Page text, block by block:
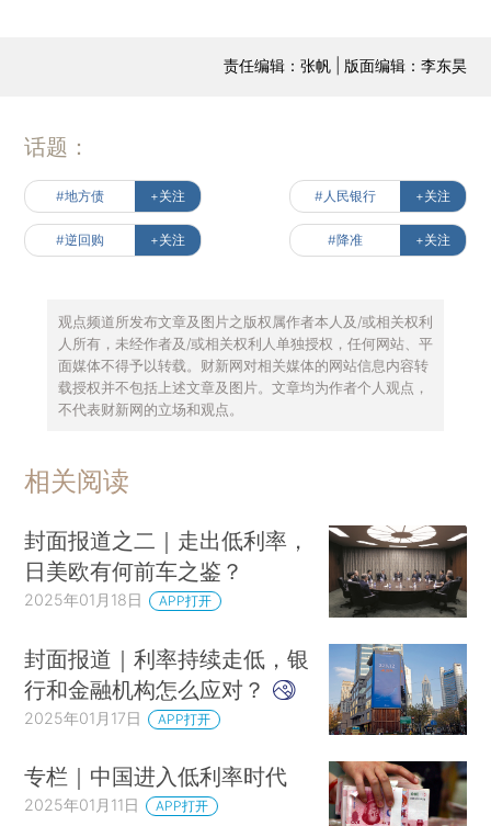
责任编辑：张帆 | 版面编辑：李东昊
话题：
#地方债 +关注 #人民银行 +关注
#逆回购 +关注 #降准 +关注
观点频道所发布文章及图片之版权属作者本人及/或相关权利
人所有，未经作者及/或相关权利人单独授权，任何网站、平
面媒体不得予以转载。财新网对相关媒体的网站信息内容转
载授权并不包括上述文章及图片。文章均为作者个人观点，
不代表财新网的立场和观点。
相关阅读
封面报道之二｜走出低利率，
日美欧有何前车之鉴？
2025年01月18日 APP打开
封面报道｜利率持续走低，银
行和金融机构怎么应对？
2025年01月17日 APP打开
专栏｜中国进入低利率时代
2025年01月11日 APP打开